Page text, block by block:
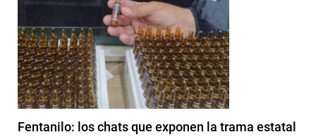
Fentanilo: los chats que exponen la trama estatal